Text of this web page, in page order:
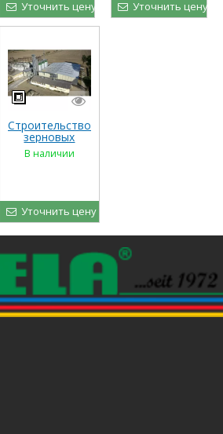
Уточнить цену Уточнить цену
Строительство
зерновых
складов
В наличии
Уточнить цену